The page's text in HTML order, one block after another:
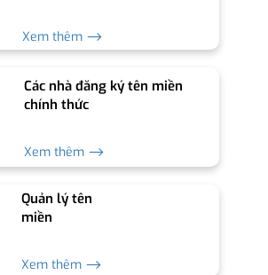
Xem thêm ⟶
Các nhà đăng ký tên miền
chính thức
Xem thêm ⟶
Quản lý tên
miền
Xem thêm ⟶